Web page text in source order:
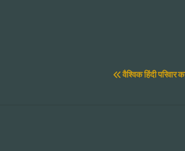
वैश्विक हिंदी